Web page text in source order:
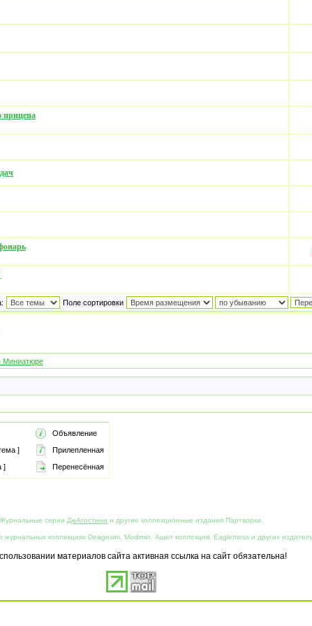
прицепа
Поле сортировки
Миниатюре
Объявление
]
Прилепленная
] Перенесённая
Журнальные серии ДеАгостини и другие коллекционные издания Партворки.
коллекциях Deagosini, Modimio, Ашет коллекция, Eaglemoss и других
материалов сайта активная ссылка на сайт обязательна!